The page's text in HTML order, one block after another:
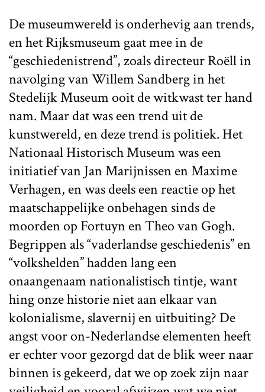
De museumwereld is onderhevig aan trends,
en het Rijksmuseum gaat mee in de
“geschiedenistrend”, zoals directeur Roëll in
navolging van Willem Sandberg in het
Stedelijk Museum ooit de witkwast ter hand
nam. Maar dat was een trend uit de
kunstwereld, en deze trend is politiek. Het
Nationaal Historisch Museum was een
initiatief van Jan Marijnissen en Maxime
Verhagen, en was deels een reactie op het
maatschappelijke onbehagen sinds de
moorden op Fortuyn en Theo van Gogh.
Begrippen als “vaderlandse geschiedenis” en
“volkshelden” hadden lang een
onaangenaam nationalistisch tintje, want
hing onze historie niet aan elkaar van
kolonialisme, slavernij en uitbuiting? De
angst voor on-Nederlandse elementen heeft
er echter voor gezorgd dat de blik weer naar
binnen is gekeerd, dat we op zoek zijn naar